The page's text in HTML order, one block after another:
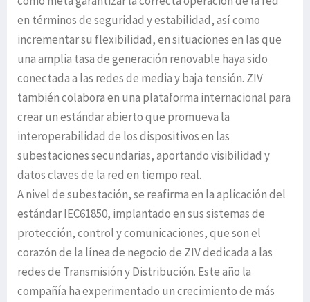
en términos de seguridad y estabilidad, así como
incrementar su flexibilidad, en situaciones en las que
una amplia tasa de generación renovable haya sido
conectada a las redes de media y baja tensión. ZIV
también colabora en una plataforma internacional para
crear un estándar abierto que promueva la
interoperabilidad de los dispositivos en las
subestaciones secundarias, aportando visibilidad y
datos claves de la red en tiempo real.
A nivel de subestación, se reafirma en la aplicación del
estándar IEC61850, implantado en sus sistemas de
protección, control y comunicaciones, que son el
corazón de la línea de negocio de ZIV dedicada a las
redes de Transmisión y Distribución. Este año la
compañía ha experimentado un crecimiento de más